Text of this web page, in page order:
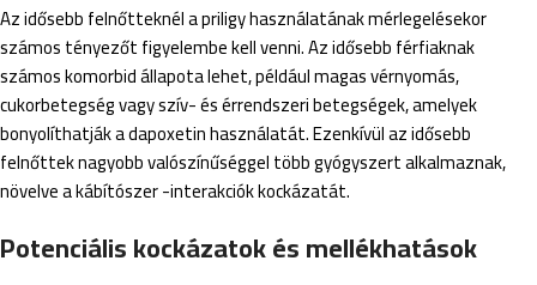
Az idősebb felnőtteknél a priligy használatának mérlegelésekor
számos tényezőt figyelembe kell venni. Az idősebb férfiaknak
számos komorbid állapota lehet, például magas vérnyomás,
cukorbetegség vagy szív- és érrendszeri betegségek, amelyek
bonyolíthatják a dapoxetin használatát. Ezenkívül az idősebb
felnőttek nagyobb valószínűséggel több gyógyszert alkalmaznak,
növelve a kábítószer -interakciók kockázatát.
Potenciális kockázatok és mellékhatások